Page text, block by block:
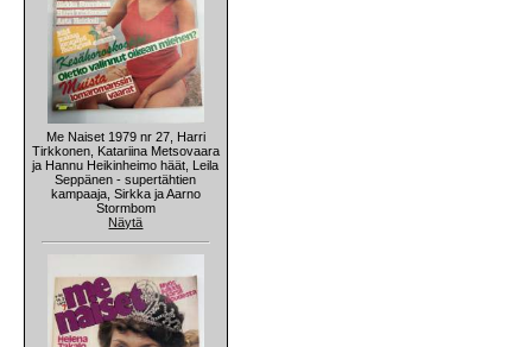
Me Naiset 1979 nr 27, Harri
Tirkkonen, Katariina Metsovaara
ja Hannu Heikinheimo häät, Leila
Seppänen - supertähtien
kampaaja, Sirkka ja Aarno
Stormbom
Näytä